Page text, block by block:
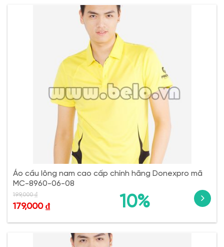
Áo cầu lông nam cao cấp chính hãng Donexpro mã
MC-8960-06-08
10%
199,000₫
179,000 ₫